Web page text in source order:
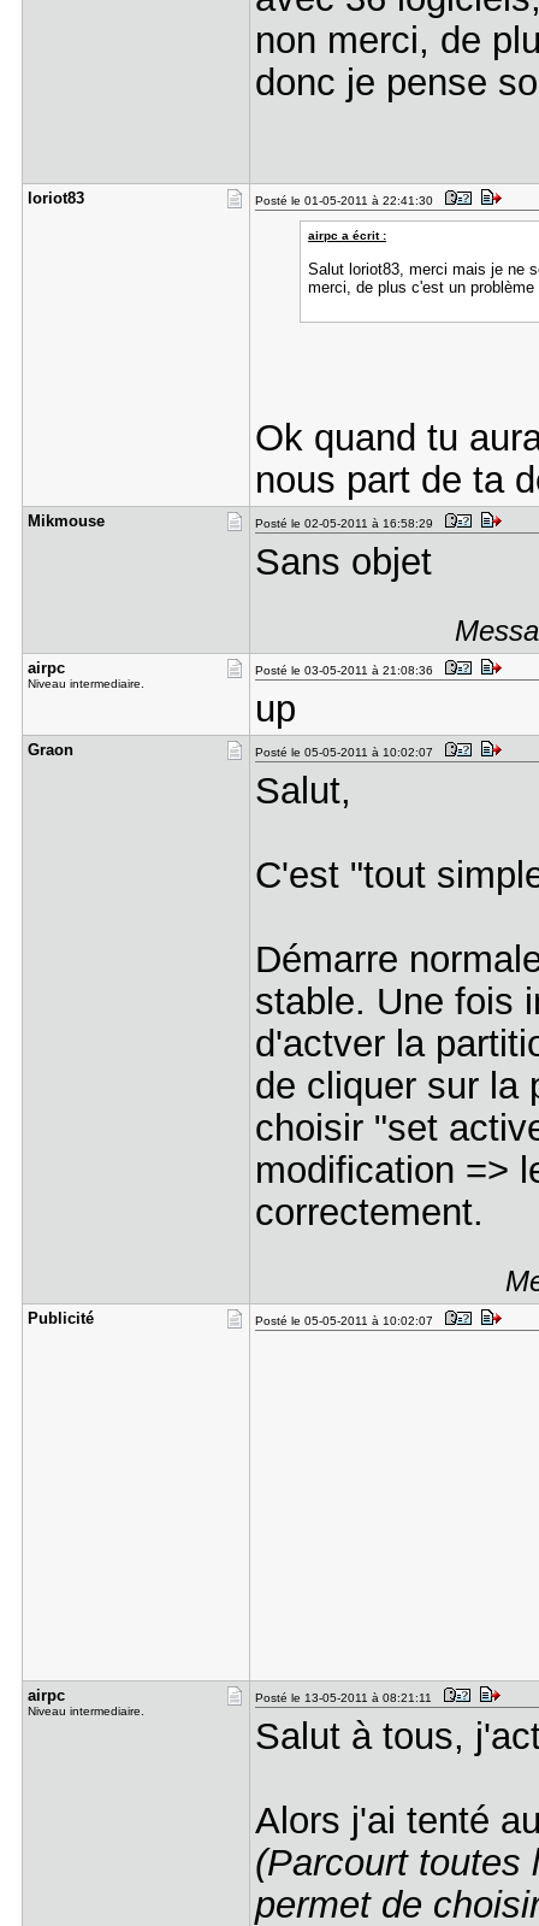
non merci, de
donc je pense
loriot83 Posté le 01-05-2011 à 22:41:30
airpc a écrit :
Salut loriot83, merci mais je ne
merci, de plus c'est un
Ok quand tu
nous part de ta
Mikmouse Posté le 02-05-2011 à 16:58:29
Sans objet
airpc
Niveau intermediaire.
Posté le 03-05-2011 à 21:08:36
up
Graon Posté le 05-05-2011 à 10:02:07
Salut,
C'est "tout
Démarre
stable. Une fois
d'actver la
de cliquer sur la
choisir "set
modification =>
correctement.
Publicité Posté le 05-05-2011 à 10:02:07
airpc
Niveau intermediaire.
Posté le 13-05-2011 à 08:21:11
Salut à tous,
Alors j'ai tenté
(Parcourt toutes
permet de